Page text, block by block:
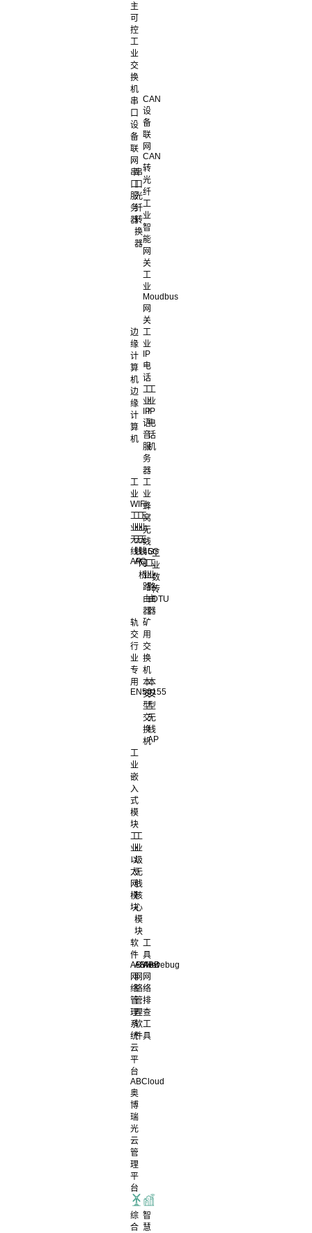
主
可
控
工
业
交
换
机
串
口
设
备
联
网
串
口
服
务
器
串
口
光
纤
转
换
器
CAN
设
备
联
网
CAN
转
光
纤
工
业
智
能
网
关
工
业
Moudbus
网
关
边
缘
计
算
机
边
缘
计
算
机
工
业
IP
电
话
工
业
IP
语
音
服
务
器
工
业
IP
电
话
机
工
业
WIFI
工
业
无
线
AP
工
业
无
线
AC
工
业
无
线
网
桥
工
业
蜂
窝
无
线
4G
工
业
路
由
器
5G
工
业
路
由
器
工
业
数
传
DTU
轨
交
行
业
专
用
EN50155
矿
用
交
换
机
本
安
型
交
换
机
本
安
型
无
线
AP
工
业
嵌
入
式
模
块
工
业
以
太
网
模
块
工
业
级
无
线
核
心
模
块
软
件
ABView
网
络
管
理
系
统
ABNet
网
络
管
理
软
件
工
具
ABDebug
网
络
排
查
工
具
云
平
台
ABCloud
奥
博
瑞
光
云
管
理
平
台
综
合
智
慧